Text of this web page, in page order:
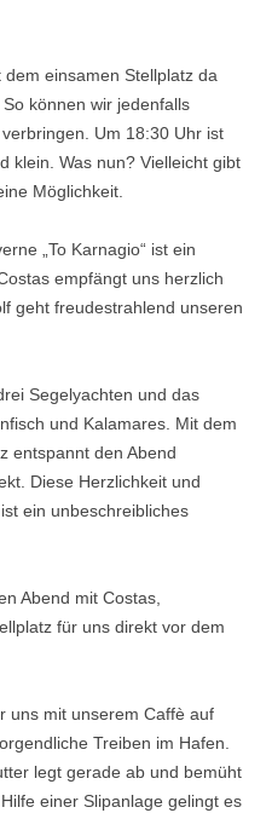
einsamen Stellplatz da
können wir jedenfalls
Um 18:30 Uhr ist
klein. Was nun? Vielleicht gibt
Möglichkeit.
„To Karnagio“ ist ein
empfängt uns herzlich
geht freudestrahlend unseren
Segelyachten und das
und Kalamares. Mit dem
entspannt den Abend
Diese Herzlichkeit und
ein unbeschreibliches
Abend mit Costas,
für uns direkt vor dem
uns mit unserem Caffè auf
Treiben im Hafen.
legt gerade ab und bemüht
einer Slipanlage gelingt es